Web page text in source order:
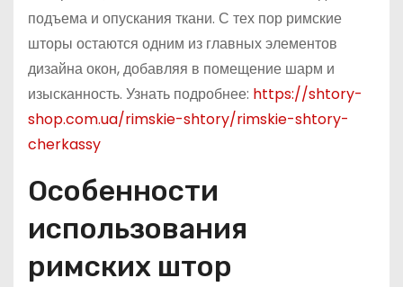
подъема и опускания ткани. С тех пор римские
шторы остаются одним из главных элементов
дизайна окон, добавляя в помещение шарм и
изысканность. Узнать подробнее: https://shtory-
shop.com.ua/rimskie-shtory/rimskie-shtory-
cherkassy
Особенности
использования
римских штор